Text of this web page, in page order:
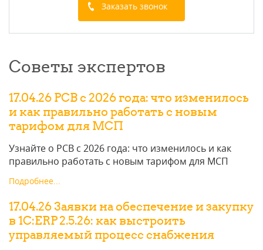
Заказать звонок
Советы экспертов
17.04.26 РСВ с 2026 года: что изменилось
и как правильно работать с новым
тарифом для МСП
Узнайте о РСВ с 2026 года: что изменилось и как
правильно работать с новым тарифом для МСП
Подробнее...
17.04.26 Заявки на обеспечение и закупку
в 1С:ERP 2.5.26: как выстроить
управляемый процесс снабжения